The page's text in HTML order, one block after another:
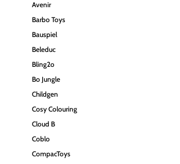
Avenir
Barbo Toys
Bauspiel
Beleduc
Bling2o
Bo Jungle
Childgen
Cosy Colouring
Cloud B
Coblo
CompacToys